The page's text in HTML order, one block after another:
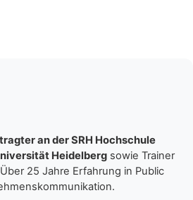
an der SRH Hochschule
Heidelberg sowie Trainer
25 Jahre Erfahrung in Public